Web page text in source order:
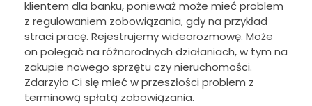
klientem dla banku, ponieważ może mieć problem
z regulowaniem zobowiązania, gdy na przykład
straci pracę. Rejestrujemy wideorozmowę. Może
on polegać na różnorodnych działaniach, w tym na
zakupie nowego sprzętu czy nieruchomości.
Zdarzyło Ci się mieć w przeszłości problem z
terminową spłatą zobowiązania.